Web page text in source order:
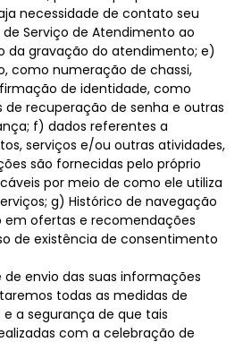
necessidade de contato seu
Serviço de Atendimento ao
da gravação do atendimento; e)
como numeração de chassi,
de identidade, como
de recuperação de senha e outras
f) dados referentes a
serviços e/ou outras atividades,
são fornecidas pelo próprio
por meio de como ele utiliza
g) Histórico de navegação
em ofertas e recomendações
de existência de consentimento
de envio das suas informações
todas as medidas de
a segurança de que tais
com a celebração de